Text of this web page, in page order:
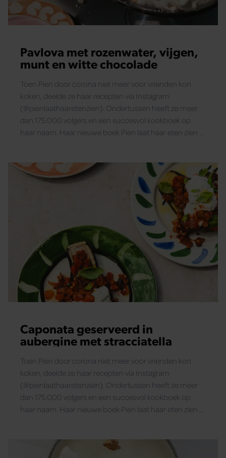
Pavlova met rozenwater, vijgen,
munt en witte chocolade
Toen Pien door corona niet meer voor vrienden kon
koken, deelde ze haar recepten via Instagram
(@pienlaathaaretenzien). Ondertussen heeft ze meer
dan 175.000 volgers en een succesvol kookboek op
haar naam. Haar nieuwe boek Pien laat haar eten zien –
nodig wat gasten uit en duik de keuken in voor een
onvergetelijke avond.
Caponata geserveerd in
aubergine met stracciatella
Toen Pien door corona niet meer voor vrienden kon
koken, deelde ze haar recepten via Instagram
(@pienlaathaaretenzien). Ondertussen heeft ze meer
dan 175.000 volgers en een succesvol kookboek op
haar naam. Haar nieuwe boek Pien laat haar eten zien –
nodig wat gasten uit en duik de keuken in voor een